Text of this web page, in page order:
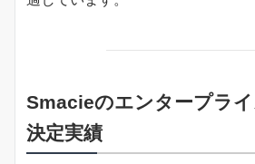
Smacieのエンタープラ
決定実績